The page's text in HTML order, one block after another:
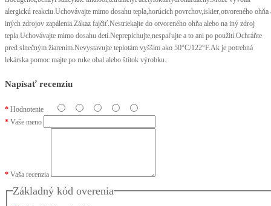
alergickú reakciu.Uchovávajte mimo dosahu tepla,horúcich povrchov,iskier,otvoreného ohňa
iných zdrojov zapálenia.Zákaz fajčiť.Nestriekajte do otvoreného ohňa alebo na iný zdroj
tepla.Uchovávajte mimo dosahu detí.Neprepichujte,nespaľujte a to ani po použití.Ochráňte
pred slnečným žiarením.Nevystavujte teplotám vyšším ako 50°C/122°F.Ak je potrebná
lekárska pomoc majte po ruke obal alebo štítok výrobku.
Napísať recenziu
Hodnotenie
Vaše meno
Vaša recenzia
Základný kód overenia